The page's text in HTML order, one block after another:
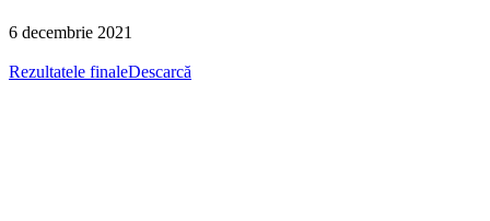
6 decembrie 2021
Rezultatele finaleDescarcă